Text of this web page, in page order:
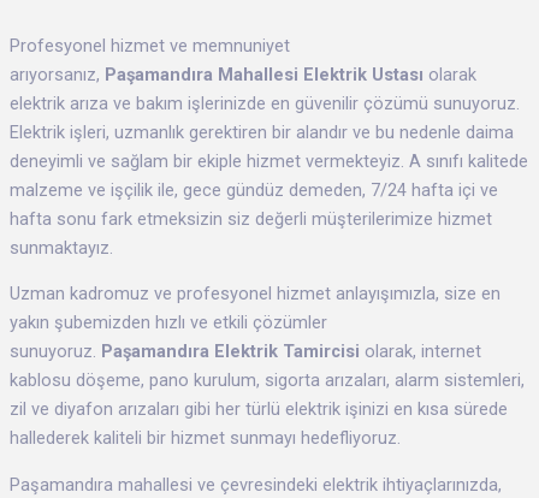
Profesyonel hizmet ve memnuniyet
arıyorsanız, Paşamandıra Mahallesi Elektrik Ustası olarak
elektrik arıza ve bakım işlerinizde en güvenilir çözümü sunuyoruz.
Elektrik işleri, uzmanlık gerektiren bir alandır ve bu nedenle daima
deneyimli ve sağlam bir ekiple hizmet vermekteyiz. A sınıfı kalitede
malzeme ve işçilik ile, gece gündüz demeden, 7/24 hafta içi ve
hafta sonu fark etmeksizin siz değerli müşterilerimize hizmet
sunmaktayız.
Uzman kadromuz ve profesyonel hizmet anlayışımızla, size en
yakın şubemizden hızlı ve etkili çözümler
sunuyoruz. Paşamandıra Elektrik Tamircisi olarak, internet
kablosu döşeme, pano kurulum, sigorta arızaları, alarm sistemleri,
zil ve diyafon arızaları gibi her türlü elektrik işinizi en kısa sürede
hallederek kaliteli bir hizmet sunmayı hedefliyoruz.
Paşamandıra mahallesi ve çevresindeki elektrik ihtiyaçlarınızda,